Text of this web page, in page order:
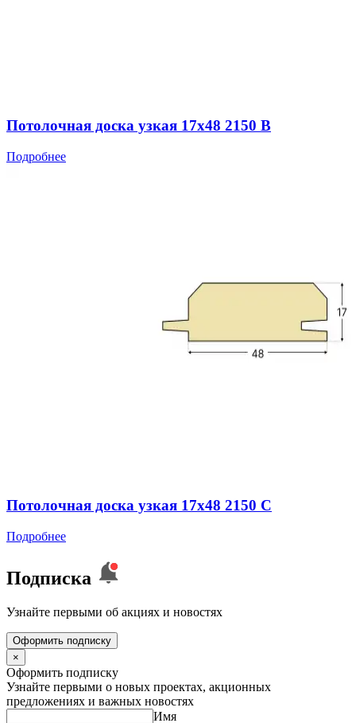
Потолочная доска узкая 17x48 2150 B
Подробнее
Потолочная доска узкая 17x48 2150 C
Подробнее
Подписка
Узнайте первыми об акциях и новостях
Оформить подписку
×
Оформить подписку
Узнайте первыми о новых проектах, акционных
предложениях и важных новостях
Имя